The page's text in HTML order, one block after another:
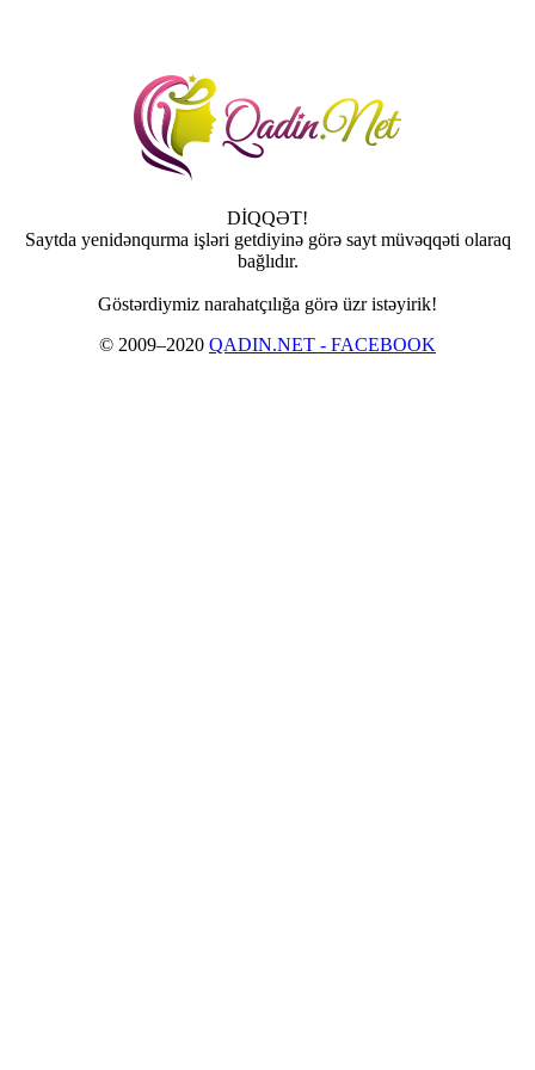
DİQQƏT!
Saytda yenidənqurma işləri getdiyinə görə sayt müvəqqəti olaraq
bağlıdır.
Göstərdiymiz narahatçılığa görə üzr istəyirik!
© 2009–2020 QADIN.NET - FACEBOOK